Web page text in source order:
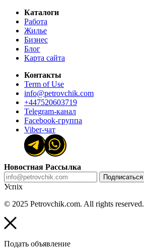
Каталоги
Работа
Жилье
Бизнес
Блог
Карта сайта
Контакты
Term of Use
info@petrovchik.com
+447520603719
Telegram-канал
Facebook-группа
Viber-чат
Новостная Рассылка
Подписаться
Успіх
© 2025 Petrovchik.com. All rights reserved.
Подать объявление